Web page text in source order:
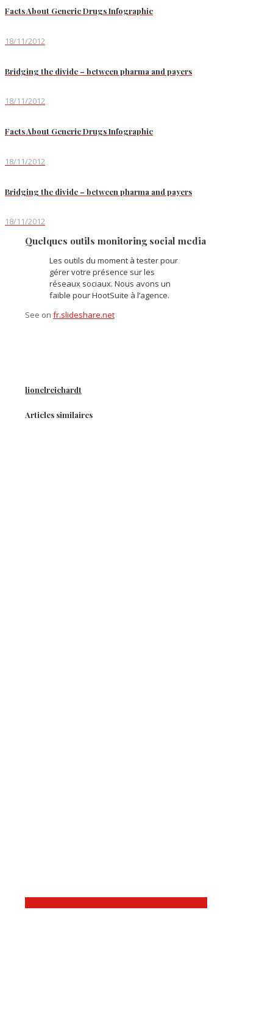
Facts About Generic Drugs Infographic
18/11/2012
Bridging the divide – between pharma and payers
18/11/2012
Facts About Generic Drugs Infographic
18/11/2012
Bridging the divide – between pharma and payers
18/11/2012
Quelques outils monitoring social media
Les outils du moment à tester pour
gérer votre présence sur les
réseaux sociaux. Nous avons un
faible pour HootSuite à l’agence.
See on fr.slideshare.net
lionelreichardt
Articles similaires